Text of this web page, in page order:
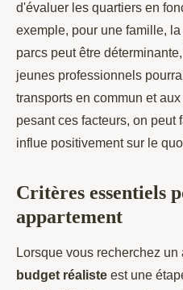
d'évaluer les quartiers en
exemple, pour une famille,
parcs peut être
jeunes professionnels
transports en commun et
pesant ces facteurs, on peut
influe positivement sur le
Critères essentiels
appartement
Lorsque vous recherchez un
budget réaliste est une